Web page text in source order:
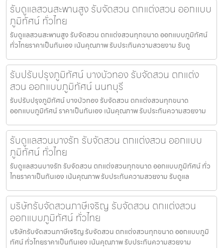
รับดูแลสวนสะพานสูง รับจัดสวน ตกแต่งสวน ออกแบบ
ภูมิทัศน์ ทั่วไทย
รับดูแลสวนสะพานสูง รับจัดสวน ตกแต่งสวนทุกขนาด ออกแบบภูมิทัศน์
ทั่วไทยราคาเป็นกันเอง เน้นคุณภาพ รับประกันความสวยงาม รับดู
รับปรับปรุงภูมิทัศน์ บางบัวทอง รับจัดสวน ตกแต่ง
สวน ออกแบบภูมิทัศน์ นนทบุรี
รับปรับปรุงภูมิทัศน์ บางบัวทอง รับจัดสวน ตกแต่งสวนทุกขนาด
ออกแบบภูมิทัศน์ ราคาเป็นกันเอง เน้นคุณภาพ รับประกันความสวยงาม
รับดูแลสวนบางรัก รับจัดสวน ตกแต่งสวน ออกแบบ
ภูมิทัศน์ ทั่วไทย
รับดูแลสวนบางรัก รับจัดสวน ตกแต่งสวนทุกขนาด ออกแบบภูมิทัศน์ ทั่ว
ไทยราคาเป็นกันเอง เน้นคุณภาพ รับประกันความสวยงาม รับดูแล
บริษัทรับจัดสวนภาษีเจริญ รับจัดสวน ตกแต่งสวน
ออกแบบภูมิทัศน์ ทั่วไทย
บริษัทรับจัดสวนภาษีเจริญ รับจัดสวน ตกแต่งสวนทุกขนาด ออกแบบภูมิ
ทัศน์ ทั่วไทยราคาเป็นกันเอง เน้นคุณภาพ รับประกันความสวยงาม